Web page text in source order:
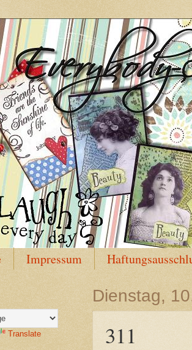
Impressum
Dienstag,
311
Translate